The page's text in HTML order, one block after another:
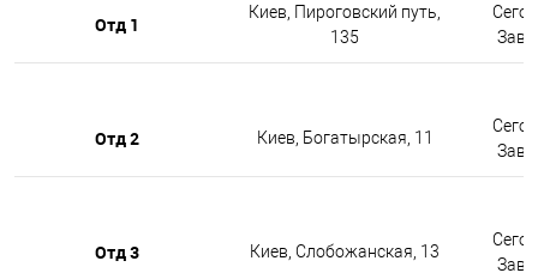
Отд 1
Киев, Пироговский путь,
135
Отд 2 Киев, Богатырская, 11
Отд 3 Киев, Слобожанская, 13